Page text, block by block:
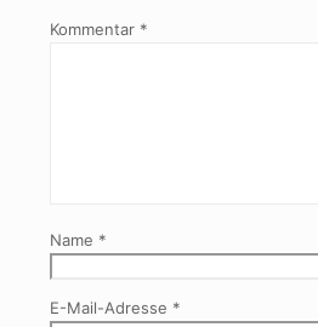
Kommentar *
Name *
E-Mail-Adresse *